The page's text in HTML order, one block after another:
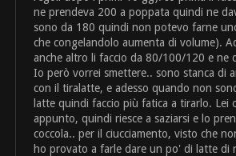
ne prendeva 200 a poppata quindi ne
sono da 180 quindi non potevo farne
che congelandolo aumenta di volume).
anche altro li faccio da 80/100/120 e ne
Io però vorrei smettere.. sono stanca di
con il tiralatte, e adesso quando non
latte quindi faccio più fatica a tirarlo. Lei
appunto, quindi riesce a saziarsi e lo
coccola.. per il ciucciamento, visto che
ho provato a farle dare un po' di latte di